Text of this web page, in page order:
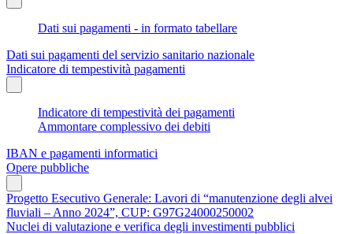
Dati sui pagamenti - in formato tabellare
Dati sui pagamenti del servizio sanitario nazionale
Indicatore di tempestività pagamenti
Indicatore di tempestività dei pagamenti
Ammontare complessivo dei debiti
IBAN e pagamenti informatici
Opere pubbliche
Progetto Esecutivo Generale: Lavori di “manutenzione degli alvei
fluviali – Anno 2024”, CUP: G97G24000250002
Nuclei di valutazione e verifica degli investimenti pubblici